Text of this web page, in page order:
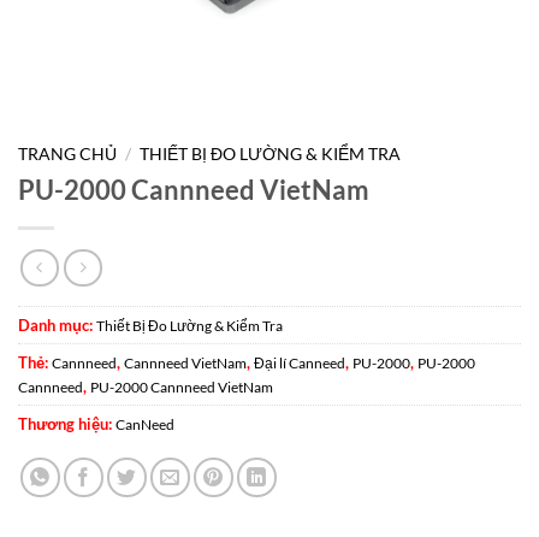
TRANG CHỦ / THIẾT BỊ ĐO LƯỜNG & KIỂM TRA
PU-2000 Cannneed VietNam
Danh mục: Thiết Bị Đo Lường & Kiểm Tra
Thẻ: Cannneed, Cannneed VietNam, Đại lí Canneed, PU-2000, PU-2000
Cannneed, PU-2000 Cannneed VietNam
Thương hiệu: CanNeed